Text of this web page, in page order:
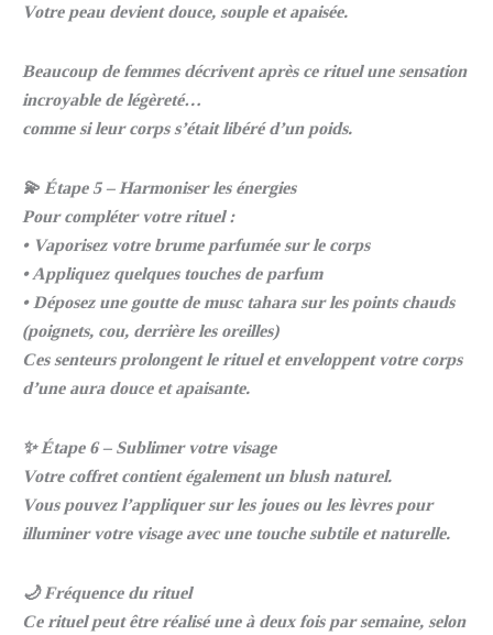
Votre peau devient douce, souple et apaisée.
Beaucoup de femmes décrivent après ce rituel une sensation
incroyable de légèreté…
comme si leur corps s’était libéré d’un poids.
💫 Étape 5 – Harmoniser les énergies
Pour compléter votre rituel :
• Vaporisez votre brume parfumée sur le corps
• Appliquez quelques touches de parfum
• Déposez une goutte de musc tahara sur les points chauds
(poignets, cou, derrière les oreilles)
Ces senteurs prolongent le rituel et enveloppent votre corps
d’une aura douce et apaisante.
✨ Étape 6 – Sublimer votre visage
Votre coffret contient également un blush naturel.
Vous pouvez l’appliquer sur les joues ou les lèvres pour
illuminer votre visage avec une touche subtile et naturelle.
🌙 Fréquence du rituel
Ce rituel peut être réalisé une à deux fois par semaine, selon